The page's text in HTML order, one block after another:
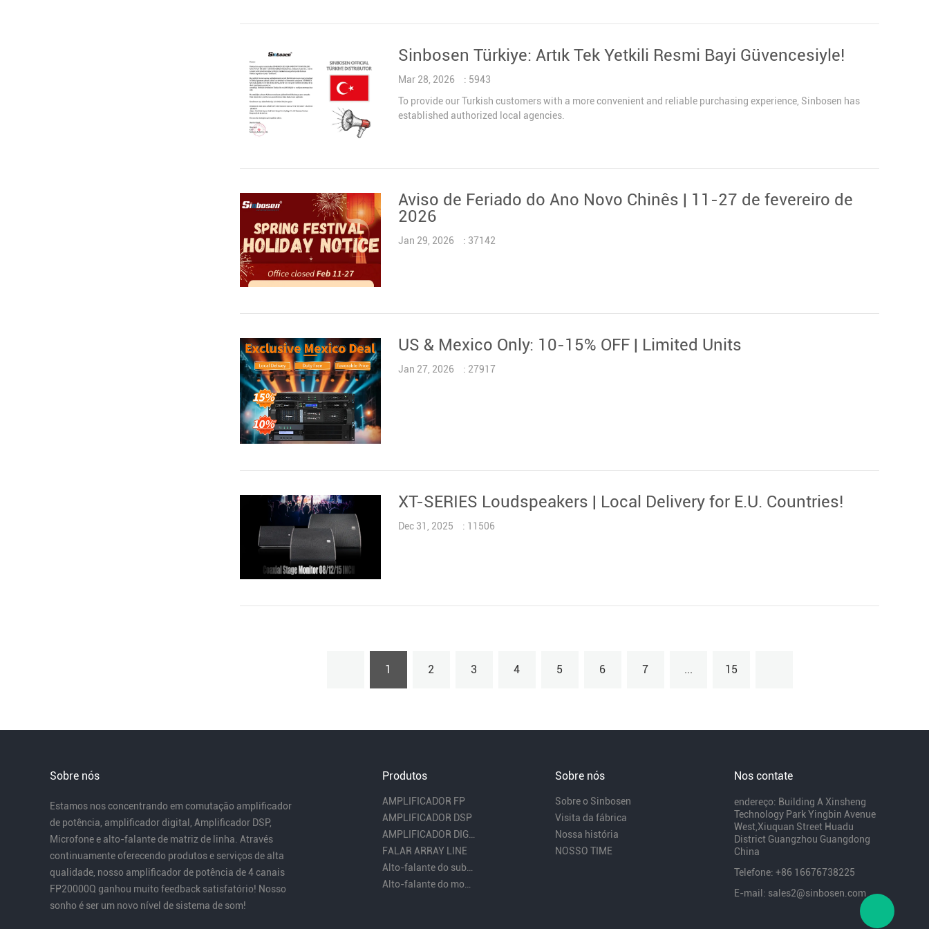
MICROFONE SEM FIO
COMBINAÇÃO DE ÁUDIO
Sinbosen Türkiye: Artık Tek Yetkili Resmi Bayi Güvencesiyle!
Mar 28, 2026
: 5943
To provide our Turkish customers with a more convenient and reliable purchasing experience, Sinbosen has
established authorized local agencies.
Aviso de Feriado do Ano Novo Chinês | 11-27 de fevereiro de
2026
Jan 29, 2026 : 37142
US & Mexico Only: 10-15% OFF | Limited Units
Jan 27, 2026 : 27917
XT-SERIES Loudspeakers | Local Delivery for E.U. Countries!
Dec 31, 2025 : 11506
1 2 3 4 5 6 7 ... 15
Sobre nós
Estamos nos concentrando em comutação amplificador
de potência, amplificador digital, Amplificador DSP,
Microfone e alto-falante de matriz de linha. Através
continuamente oferecendo produtos e serviços de alta
qualidade, nosso amplificador de potência de 4 canais
FP20000Q ganhou muito feedback satisfatório! Nosso
sonho é ser um novo nível de sistema de som!
Produtos
AMPLIFICADOR FP
AMPLIFICADOR DSP
FALAR ARRAY LINE
Sobre nós
Sobre o Sinbosen
Visita da fábrica
Nossa história
NOSSO TIME
Nos contate
endereço: Building A Xinsheng
Technology Park Yingbin Avenue
West,Xiuquan Street Huadu
District Guangzhou Guangdong
China
Telefone: +86 16676738225
E-mail: sales2@sinbosen.com